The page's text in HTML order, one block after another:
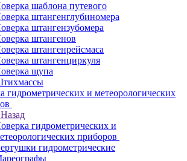
шаблона путевого
штангенглубиномера
штангензубомера
штангенов
штангенрейсмаса
штангенциркуля
щупа
гидрометрических и метеорологических
Назад
гидрометрических и
приборов
гидрометрические